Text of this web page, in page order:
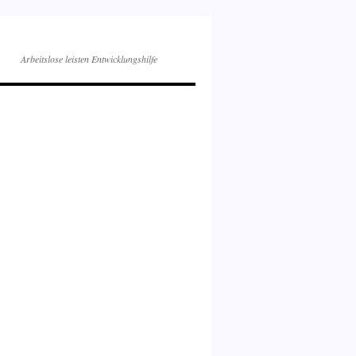
Arbeitslose leisten Entwicklungshilfe